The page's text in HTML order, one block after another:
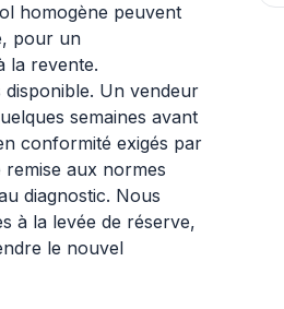
homogène peuvent
pour un
la revente.
Un vendeur
semaines avant
conformité exigés par
aux normes
diagnostic. Nous
à la levée de réserve,
le nouvel